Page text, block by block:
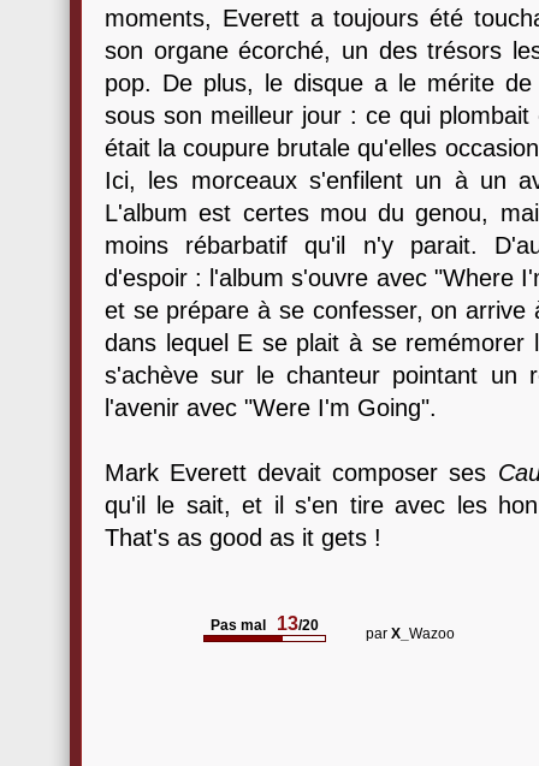
moments, Everett a toujours été
son organe écorché, un des trésors
pop. De plus, le disque a le mérite
sous son meilleur jour : ce qui
était la coupure brutale qu'elles
Ici, les morceaux s'enfilent un à un
L'album est certes mou du genou,
moins rébarbatif qu'il n'y parait.
d'espoir : l'album s'ouvre avec "Where
et se prépare à se confesser, on
dans lequel E se plait à se remémorer
s'achève sur le chanteur pointant un
l'avenir avec "Were I'm Going".
Mark Everett devait composer ses
qu'il le sait, et il s'en tire avec les
That's as good as it gets !
Pas mal 13/20 par X_ Wazoo